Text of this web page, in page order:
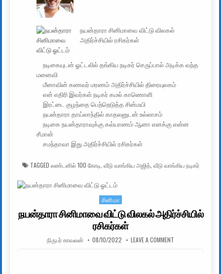
நயன்தாரா சினிமாவை விட்டு விலகல்
அதிர்ச்சியில் ரசிகர்கள்
நடிகையுடன் ஓட்டலில் தங்கிய நடிகர் செருப்பால் அடிக்க வந்த
மனைவி
மீனாவின் கணவர் மரணம் அதிர்ச்சியில் திரையுலகம்
என் எதிரி இவர்கள் நடிகர் கமல் காணொளி
இரட்டை குழந்தை பெற்றெடுத்த சின்மயி
நயன்தாரா தாய்லாந்தில் காதலனுடன் உல்லாசம்
நடிகை நயன்தாராவுக்கு கல்யாணம் ஆனா எனக்கு என்ன
சீமான்
சமந்தாவா இது அதிர்ச்சியில் ரசிகர்கள்
TAGGED லண்டனில் 100 கோடி வீடு வாங்கிய அஜித், வீடு வாங்கிய நடிகர்
Posted in
சினிமா
நயன்தாரா சினிமாவை விட்டு விலகல் அதிர்ச்சியில்
ரசிகர்கள்
AUTHOR:
நிருபர் காவலன் PUBLISHED DATE:
08/10/2022 LEAVE A COMMENT